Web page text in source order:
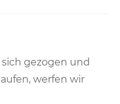
gezogen und
werfen wir